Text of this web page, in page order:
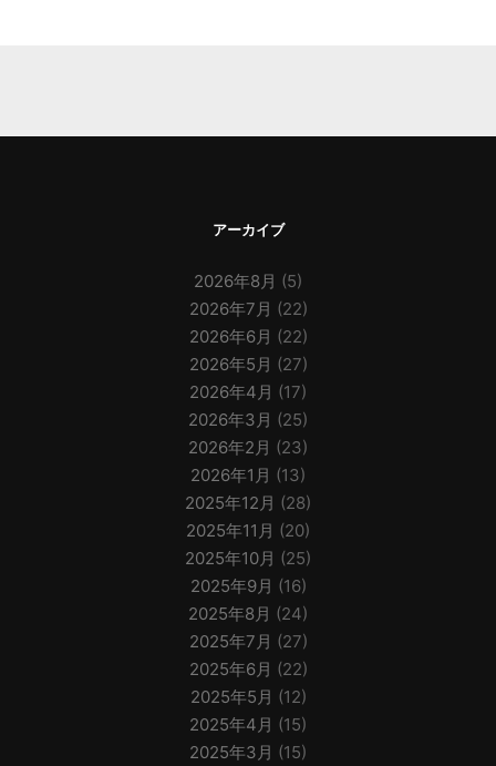
アーカイブ
2026年8月 (5)
2026年7月 (22)
2026年6月 (22)
2026年5月 (27)
2026年4月 (17)
2026年3月 (25)
2026年2月 (23)
2026年1月 (13)
2025年12月 (28)
2025年11月 (20)
2025年10月 (25)
2025年9月 (16)
2025年8月 (24)
2025年7月 (27)
2025年6月 (22)
2025年5月 (12)
2025年4月 (15)
2025年3月 (15)